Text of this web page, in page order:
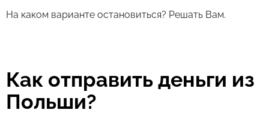
На каком варианте остановиться? Решать Вам.
Как отправить деньги из
Польши?